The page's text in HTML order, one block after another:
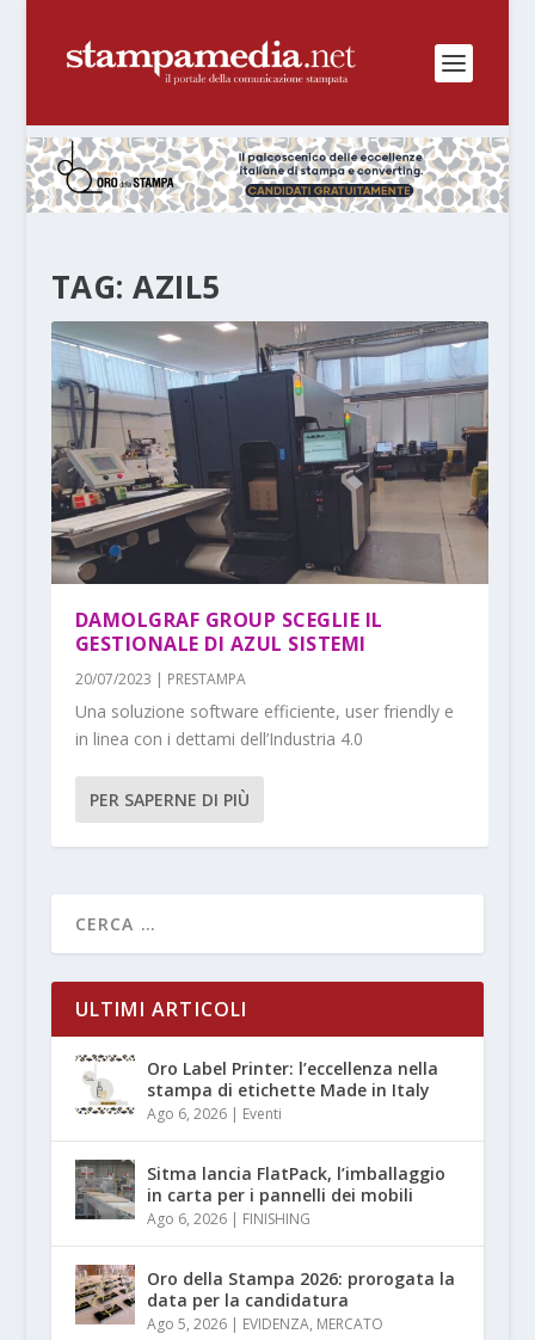
TAG:AZIL5
DAMOLGRAF GROUP SCEGLIE IL
GESTIONALE DI AZUL SISTEMI
20/07/2023 | PRESTAMPA
Una soluzione software efficiente, user friendly e
in linea con i dettami dell’Industria 4.0
PER SAPERNE DI PIÙ
ULTIMI ARTICOLI
Oro Label Printer: l’eccellenza nella
stampa di etichette Made in Italy
Ago 6, 2026| Eventi
Sitma lancia FlatPack, l’imballaggio
in carta per i pannelli dei mobili
Ago 6, 2026| FINISHING
Oro della Stampa 2026: prorogata la
data per la candidatura
Ago 5, 2026| EVIDENZA, MERCATO